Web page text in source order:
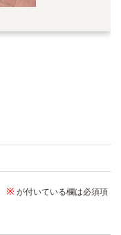
※ が付いている欄は必須項